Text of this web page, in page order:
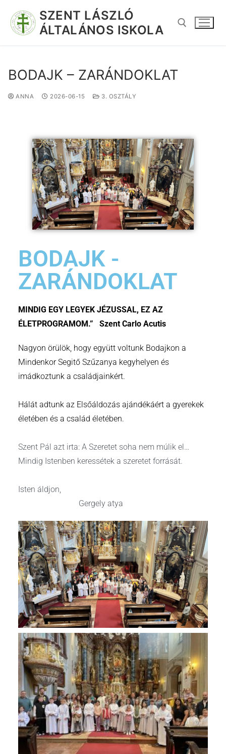
SZENT LÁSZLÓ
ÁLTALÁNOS ISKOLA
BODAJK – ZARÁNDOKLAT
ANNA 2026-06-15 3. OSZTÁLY
BODAJK -
ZARÁNDOKLAT
MINDIG EGY LEGYEK JÉZUSSAL, EZ AZ
ÉLETPROGRAMOM.” Szent Carlo Acutis
Nagyon örülök, hogy együtt voltunk Bodajkon a
Mindenkor Segitő Szűzanya kegyhelyen és
imádkoztunk a családjainkért.
Hálát adtunk az Elsőáldozás ajándékáért a gyerekek
életében és a család életében.
Szent Pál azt irta: A Szeretet soha nem múlik el…
Mindig Istenben keressétek a szeretet forrását.
Isten áldjon,
Gergely atya